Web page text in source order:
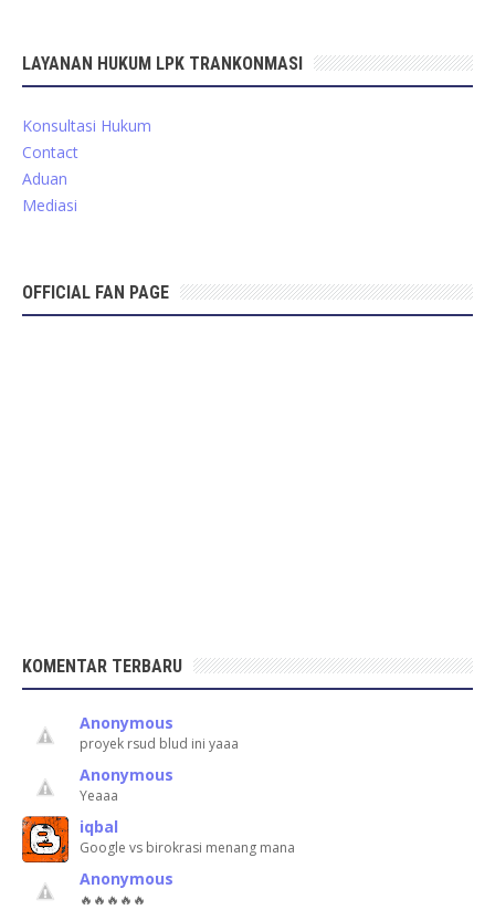
LAYANAN HUKUM LPK TRANKONMASI
Konsultasi Hukum
Contact
Aduan
Mediasi
OFFICIAL FAN PAGE
KOMENTAR TERBARU
Anonymous
proyek rsud blud ini yaaa
Anonymous
Yeaaa
iqbal
Google vs birokrasi menang mana
Anonymous
🔥🔥🔥🔥🔥